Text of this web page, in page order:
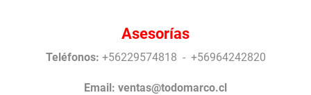
Asesorías
Teléfonos: +56229574818 - +56964242820
Email: ventas@todomarco.cl